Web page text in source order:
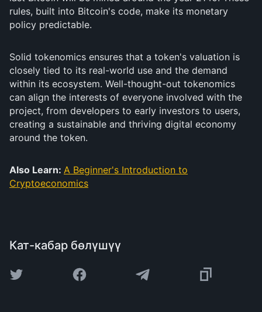
rules, built into Bitcoin's code, make its monetary
policy predictable.
Solid tokenomics ensures that a token's valuation is
closely tied to its real-world use and the demand
within its ecosystem. Well-thought-out tokenomics
can align the interests of everyone involved with the
project, from developers to early investors to users,
creating a sustainable and thriving digital economy
around the token.
Also Learn: A Beginner's Introduction to
Cryptoeconomics
Кат-кабар бөлүшүү